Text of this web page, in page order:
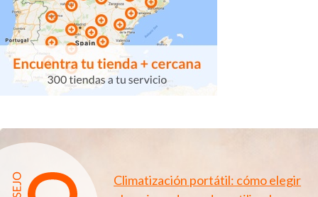
Climatización portátil: cómo elegir